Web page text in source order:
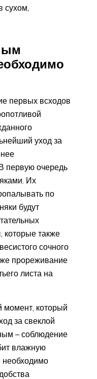
сухом,
первых всходов
уход за
первую очередь
Их
по
будут
которые также
сочного
прореживание
листа на
который
за свеклой
– соблюдение
влажную
необходимо